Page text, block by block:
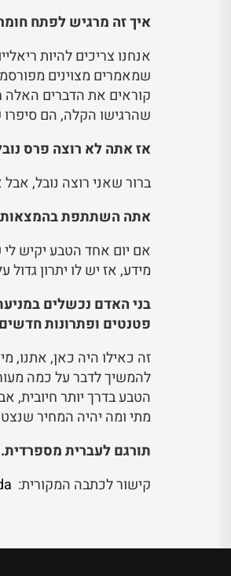
איך זה מרגיש לפתח
אנחנו צריכים להיות
שמאמרים מצוינים
קוראים את הדברים האלה
שהרגישו הקלה, הם סיפרו
אז אתה לא רוצה פרס
ברור שאני רוצה נובל,
אתה השתתפת בהמצאות של 12 פטנטים, אתה לא מפחד שהטבע יעמיד
מידע, אז יש לו יתרון
בני האדם נכשלים
פטנטים ופתרונות
זה כאילו היה כאן, אתנו,
להמשיך לדבר על כמה
הטבע בדרך יותר חיובית,
מתי ומה יהיה המחיר
תורגם לעברית מספרדית.
קישור לכתבה המקורית: